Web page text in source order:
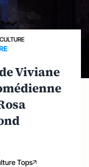
Viviane
Tops